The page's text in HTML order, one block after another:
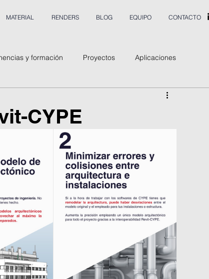
MATERIAL RENDERS BLOG EQUIPO CONTACTO
y formación Proyectos Aplicaciones
CYPE